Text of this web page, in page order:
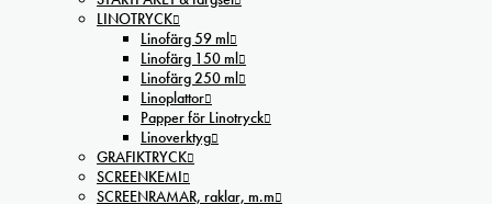
LINOTRYCK
Linofärg 59 ml
Linofärg 150 ml
Linofärg 250 ml
Linoplattor
Papper för Linotryck
Linoverktyg
GRAFIKTRYCK
SCREENKEMI
SCREENRAMAR, raklar, m.m